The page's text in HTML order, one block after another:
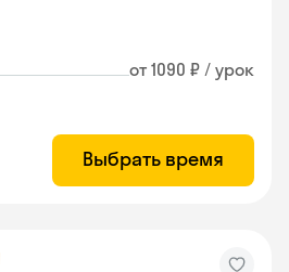
от 1090 ₽ / урок
Выбрать время